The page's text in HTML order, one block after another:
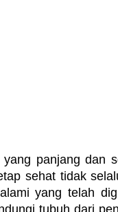
panjang dan
sehat tidak
yang telah
tubuh dari